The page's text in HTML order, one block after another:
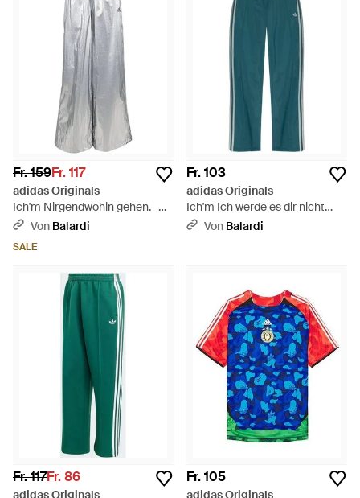
Fr. 159Fr. 117
adidas Originals
Ich'm Nirgendwohin gehen. -
GrauVon Balardi
SALE
Fr. 103
adidas Originals
Ich'm Ich werde es dir nicht
sagen. - Grün
Von Balardi
Fr. 117Fr. 86
adidas Originals
Fr. 105
adidas Originals